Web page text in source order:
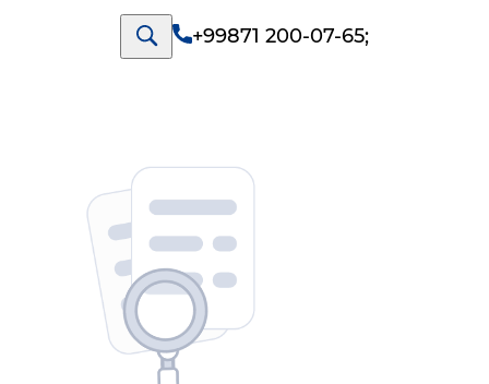
+99871 200-07-65;